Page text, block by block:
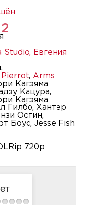
Studio, Евгения
Pierrot, Arms
Кагэяма
Кацура,
Кагэяма
Гилбо, Хантер
Остин,
Боус, Jesse Fish
720p